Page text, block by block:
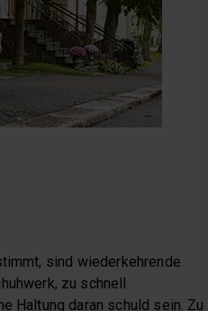
sind wiederkehrende
zu schnell
Haltung daran schuld sein. Zu